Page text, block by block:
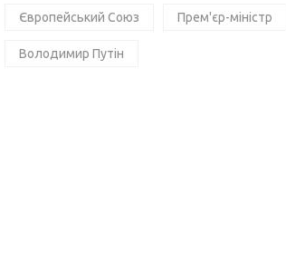
Європейський Союз Прем'єр-міністр
Володимир Путін